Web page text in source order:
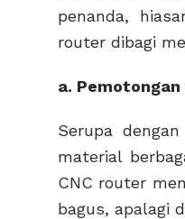
penanda,
router dibagi
a.
Serupa
material
CNC router
bagus, apalagi